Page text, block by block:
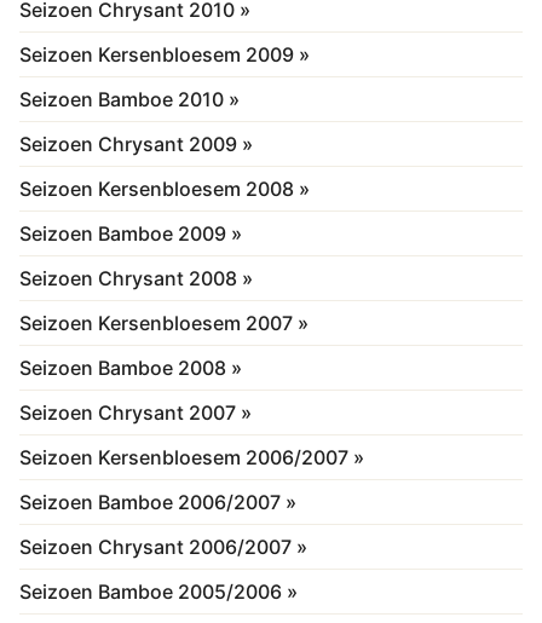
Seizoen Chrysant 2010 »
Seizoen Kersenbloesem 2009 »
Seizoen Bamboe 2010 »
Seizoen Chrysant 2009 »
Seizoen Kersenbloesem 2008 »
Seizoen Bamboe 2009 »
Seizoen Chrysant 2008 »
Seizoen Kersenbloesem 2007 »
Seizoen Bamboe 2008 »
Seizoen Chrysant 2007 »
Seizoen Kersenbloesem 2006/2007 »
Seizoen Bamboe 2006/2007 »
Seizoen Chrysant 2006/2007 »
Seizoen Bamboe 2005/2006 »